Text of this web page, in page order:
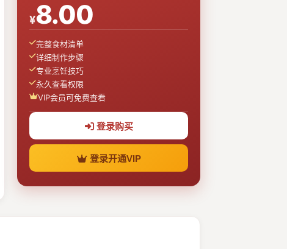
¥8.00
完整食材清单
详细制作步骤
专业烹饪技巧
永久查看权限
VIP会员可免费查看
登录购买
登录开通VIP